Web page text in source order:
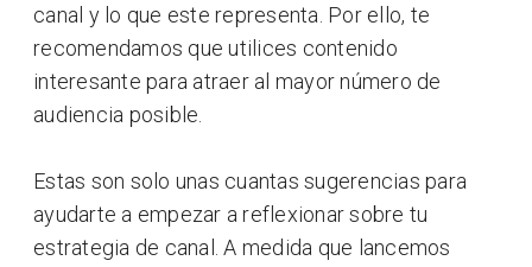
canal y lo que este representa. Por ello, te
recomendamos que utilices contenido
interesante para atraer al mayor número de
audiencia posible.
Estas son solo unas cuantas sugerencias para
ayudarte a empezar a reflexionar sobre tu
estrategia de canal. A medida que lancemos